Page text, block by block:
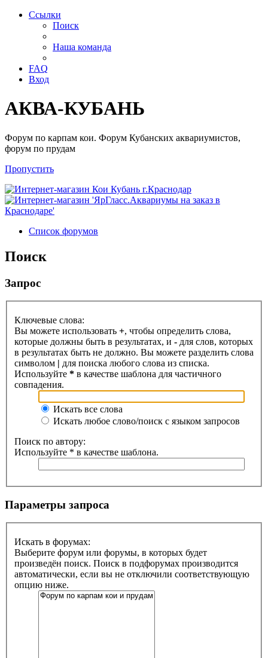
Ссылки
Поиск
Наша команда
FAQ
Вход
АКВА-КУБАНЬ
Форум по карпам кои. Форум Кубанских аквариумистов,
форум по прудам
Пропустить
Список форумов
Поиск
Запрос
Ключевые слова:
Вы можете использовать +, чтобы определить слова,
которые должны быть в результатах, и - для слов, которых
в результатах быть не должно. Вы можете разделить слова
символом | для поиска любого слова из списка.
Используйте * в качестве шаблона для частичного
совпадения.
Искать все слова
Искать любое слово/поиск с языком запросов
Поиск по автору:
Используйте * в качестве шаблона.
Параметры запроса
Искать в форумах:
Выберите форум или форумы, в которых будет
произведён поиск. Поиск в подфорумах производится
автоматически, если вы не отключили соответствующую
опцию ниже.